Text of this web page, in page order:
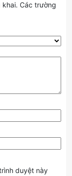
khai. Các trường
duyệt này